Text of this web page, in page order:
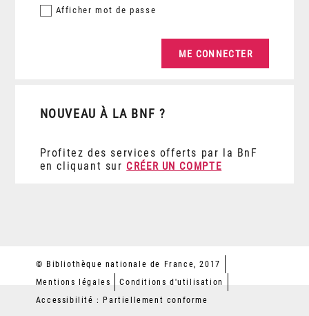
Afficher mot de passe
NOUVEAU À LA BNF ?
Profitez des services offerts par la BnF
en cliquant sur CRÉER UN COMPTE
© Bibliothèque nationale de France, 2017
Mentions légales
Conditions d'utilisation
Accessibilité : Partiellement conforme